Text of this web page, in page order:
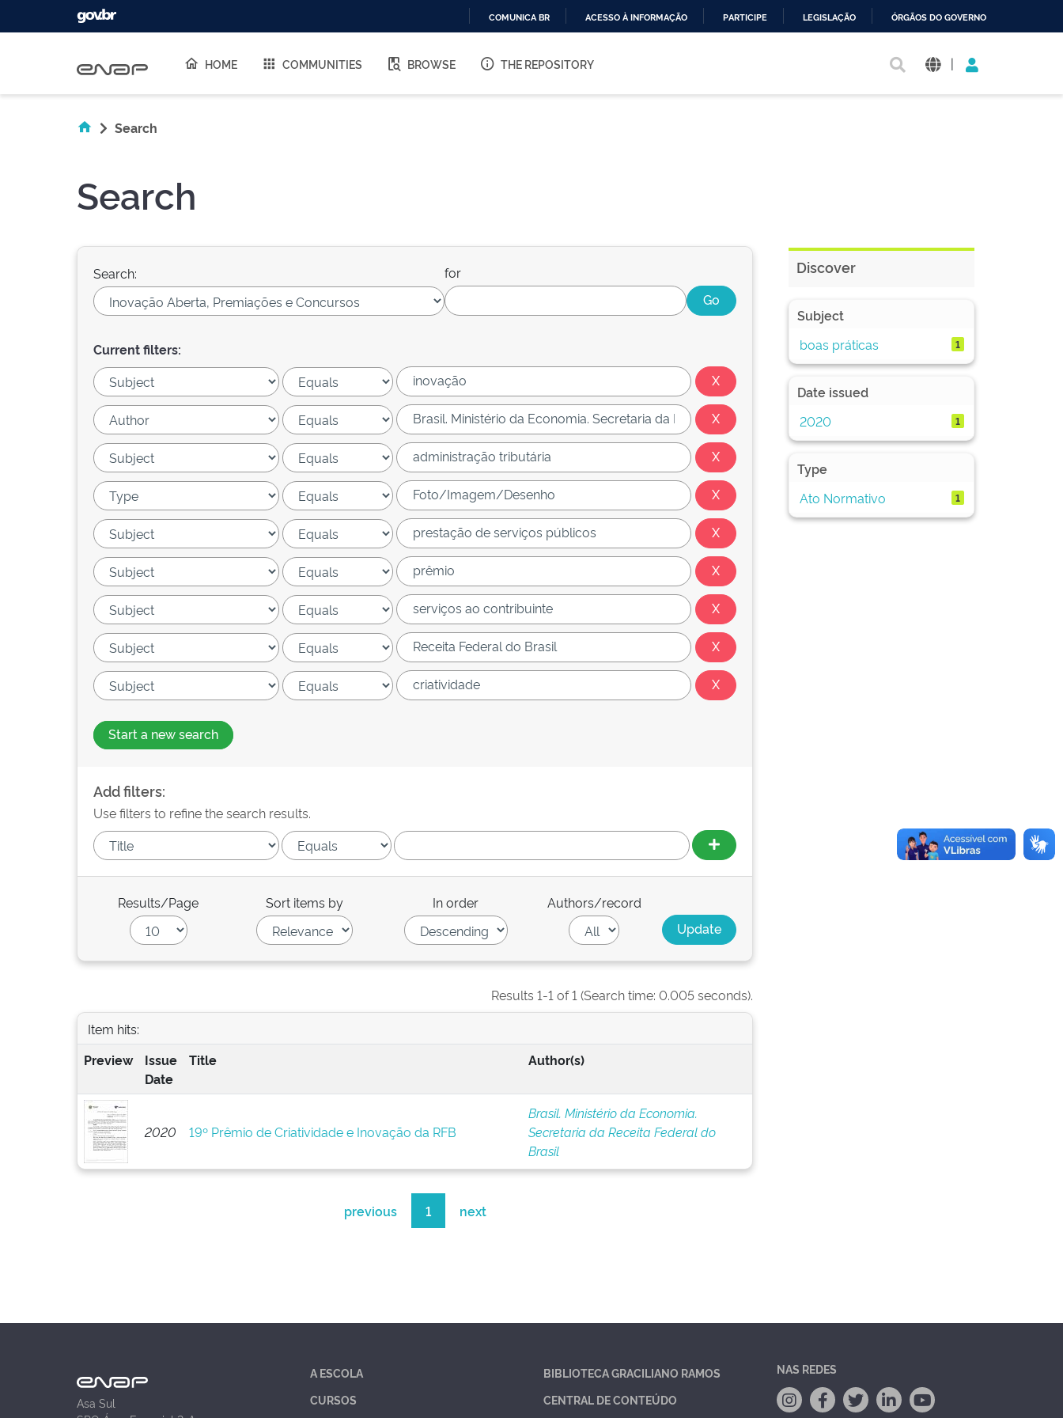
O
COMUNICA BR ACESSO À INFORMAÇÃO PARTICIPE LEGISLAÇÃO ÓRGÃOS DO GOVERNO
HOME COMMUNITIES BROWSE THE REPOSITORY |
Search
Search
Search: for
Current filters:
Start a new search
Add filters:
Use filters to refine the search results.
Results/Page Sort items by In order Authors/record
Results 1-1 of 1 (Search time: 0.005 seconds).
Item hits:
Preview
Issue
Date
Title Author(s)
2020 19º Prêmio de Criatividade e Inovação da RFB
Brasil. Ministério da Economia.
Secretaria da Receita Federal do
Brasil
previous 1 next
Discover
Subject
boas práticas
1
Date issued
2020
1
Type
Ato Normativo
1
Asa Sul
A ESCOLA
CURSOS
BIBLIOTECA GRACILIANO RAMOS
CENTRAL DE CONTEÚDO
NAS REDES